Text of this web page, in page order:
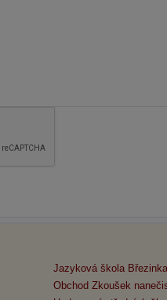
Jazyková škola Březinka
Obchod Zkoušek